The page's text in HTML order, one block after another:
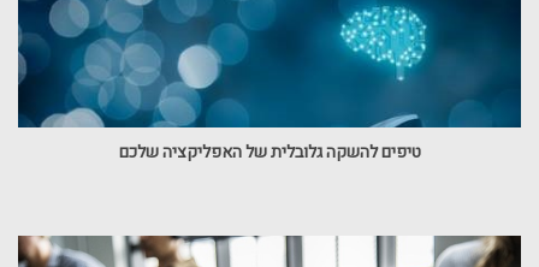
טיפים להשקה גלובלית של האפליקציה שלכם